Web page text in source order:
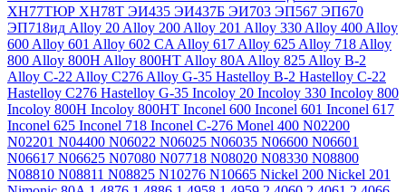
ХН77ТЮР ХН78Т ЭИ435 ЭИ437Б ЭИ703 ЭП567 ЭП670
ЭП718ид Alloy 20 Alloy 200 Alloy 201 Alloy 330 Alloy 400 Alloy
600 Alloy 601 Alloy 602 CA Alloy 617 Alloy 625 Alloy 718 Alloy
800 Alloy 800H Alloy 800HT Alloy 80A Alloy 825 Alloy B-2
Alloy C-22 Alloy C276 Alloy G-35 Hastelloy B-2 Hastelloy C-22
Hastelloy C276 Hastelloy G-35 Incoloy 20 Incoloy 330 Incoloy 800
Incoloy 800H Incoloy 800HT Inconel 600 Inconel 601 Inconel 617
Inconel 625 Inconel 718 Inconel C-276 Monel 400 N02200
N02201 N04400 N06022 N06025 N06035 N06600 N06601
N06617 N06625 N07080 N07718 N08020 N08330 N08800
N08810 N08811 N08825 N10276 N10665 Nickel 200 Nickel 201